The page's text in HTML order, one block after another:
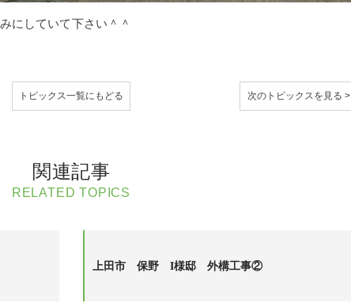
にしていて下さい＾＾
トピックス一覧にもどる 次のトピックスを見る >
関連記事
RELATED TOPICS
上田市 保野 I様邸 外構工事②